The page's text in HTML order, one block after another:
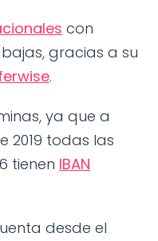
con
gracias a su
.
ya que a
2019 todas las
tienen IBAN
desde el